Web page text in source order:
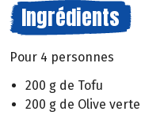
Ingrédients
Pour 4 personnes
200 g de Tofu
200 g de Olive verte